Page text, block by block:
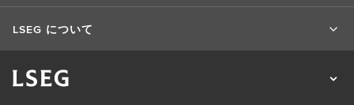
LSEG について